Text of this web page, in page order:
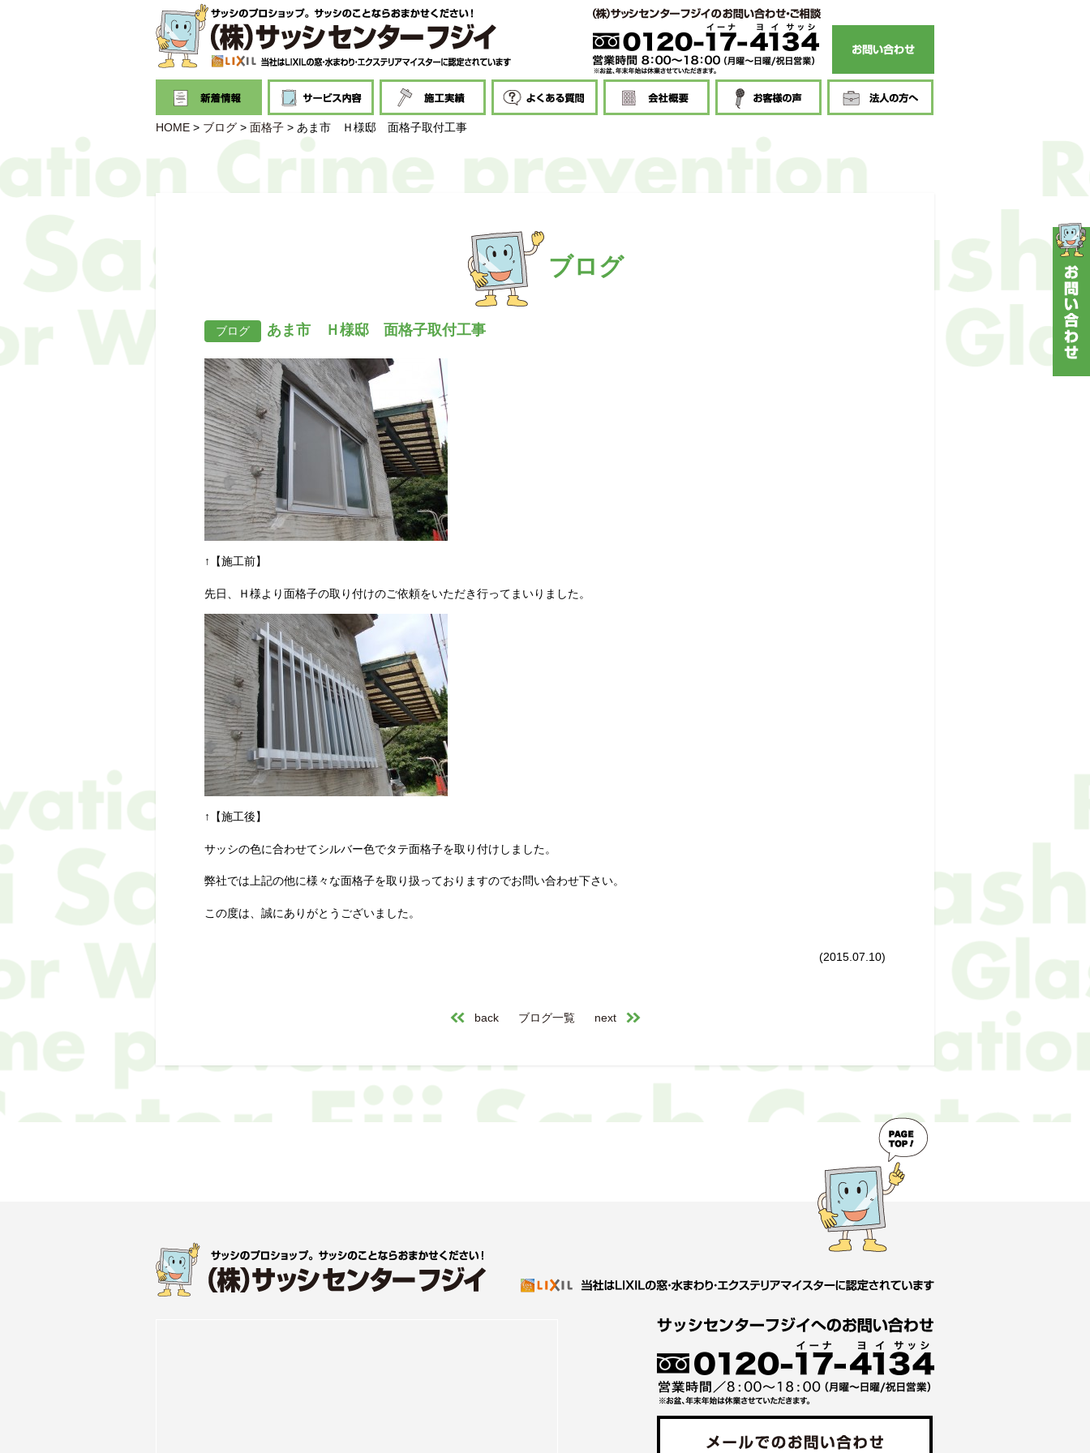
HOME > ブログ > 面格子 > あま市 Ｈ様邸 面格子取付工事
ブログ
ブログ あま市 Ｈ様邸 面格子取付工事
↑【施工前】
先日、Ｈ様より面格子の取り付けのご依頼をいただき行ってまいりました。
↑【施工後】
サッシの色に合わせてシルバー色でタテ面格子を取り付けしました。
弊社では上記の他に様々な面格子を取り扱っておりますのでお問い合わせ下さい。
この度は、誠にありがとうございました。
(2015.07.10)
back ブログ一覧 next